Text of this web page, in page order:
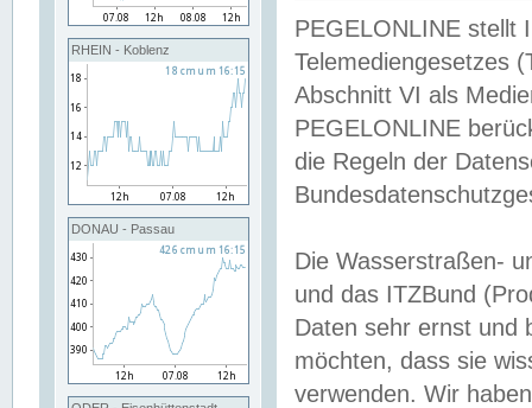
RHEIN - Koblenz
DONAU - Passau
PEGELONLINE stellt
Telemediengesetzes
Abschnitt VI als
PEGELONLINE
die Regeln der
Die Wasserstraßen-
und das ITZBund
Daten sehr ernst und
möchten, dass sie
verwenden. Wir